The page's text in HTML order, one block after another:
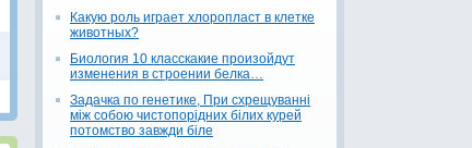
Какую роль играет хлоропласт в клетке
животных?
Биология 10 класскакие произойдут
изменения в строении белка…
Задачка по генетике, При схрещуванні
між собою чистопорідних білих курей
потомство завжди біле